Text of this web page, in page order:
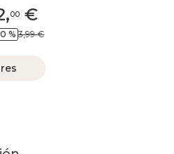
,00 €
% 3,99 €